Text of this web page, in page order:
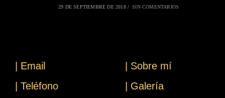
29 DE SEPTIEMBRE DE 2018 / SIN COMENTARIOS
| Email
| Sobre mí
| Teléfono
| Galería